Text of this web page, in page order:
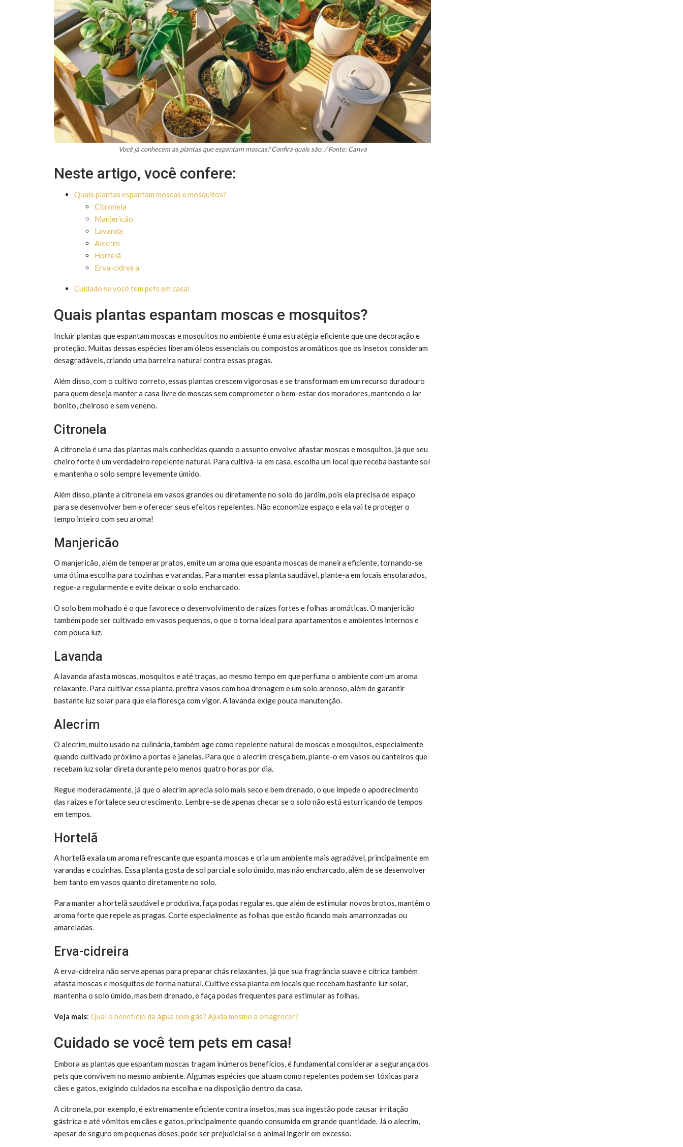
Você já conhecem as plantas que espantam moscas? Confira quais são. / Fonte: Canva
Neste artigo, você confere:
Quais plantas espantam moscas e mosquitos?
Citronela
Manjericão
Lavanda
Alecrim
Hortelã
Erva-cidreira
Cuidado se você tem pets em casa!
Quais plantas espantam moscas e mosquitos?
Incluir plantas que espantam moscas e mosquitos no ambiente é uma estratégia eficiente que une decoração e
proteção. Muitas dessas espécies liberam óleos essenciais ou compostos aromáticos que os insetos consideram
desagradáveis, criando uma barreira natural contra essas pragas.
Além disso, com o cultivo correto, essas plantas crescem vigorosas e se transformam em um recurso duradouro
para quem deseja manter a casa livre de moscas sem comprometer o bem-estar dos moradores, mantendo o lar
bonito, cheiroso e sem veneno.
Citronela
A citronela é uma das plantas mais conhecidas quando o assunto envolve afastar moscas e mosquitos, já que seu
cheiro forte é um verdadeiro repelente natural. Para cultivá-la em casa, escolha um local que receba bastante sol
e mantenha o solo sempre levemente úmido.
Além disso, plante a citronela em vasos grandes ou diretamente no solo do jardim, pois ela precisa de espaço
para se desenvolver bem e oferecer seus efeitos repelentes. Não economize espaço e ela vai te proteger o
tempo inteiro com seu aroma!
Manjericão
O manjericão, além de temperar pratos, emite um aroma que espanta moscas de maneira eficiente, tornando-se
uma ótima escolha para cozinhas e varandas. Para manter essa planta saudável, plante-a em locais ensolarados,
regue-a regularmente e evite deixar o solo encharcado.
O solo bem molhado é o que favorece o desenvolvimento de raízes fortes e folhas aromáticas. O manjericão
também pode ser cultivado em vasos pequenos, o que o torna ideal para apartamentos e ambientes internos e
com pouca luz.
Lavanda
A lavanda afasta moscas, mosquitos e até traças, ao mesmo tempo em que perfuma o ambiente com um aroma
relaxante. Para cultivar essa planta, prefira vasos com boa drenagem e um solo arenoso, além de garantir
bastante luz solar para que ela floresça com vigor. A lavanda exige pouca manutenção.
Alecrim
O alecrim, muito usado na culinária, também age como repelente natural de moscas e mosquitos, especialmente
quando cultivado próximo a portas e janelas. Para que o alecrim cresça bem, plante-o em vasos ou canteiros que
recebam luz solar direta durante pelo menos quatro horas por dia.
Regue moderadamente, já que o alecrim aprecia solo mais seco e bem drenado, o que impede o apodrecimento
das raízes e fortalece seu crescimento. Lembre-se de apenas checar se o solo não está esturricando de tempos
em tempos.
Hortelã
A hortelã exala um aroma refrescante que espanta moscas e cria um ambiente mais agradável, principalmente em
varandas e cozinhas. Essa planta gosta de sol parcial e solo úmido, mas não encharcado, além de se desenvolver
bem tanto em vasos quanto diretamente no solo.
Para manter a hortelã saudável e produtiva, faça podas regulares, que além de estimular novos brotos, mantêm o
aroma forte que repele as pragas. Corte especialmente as folhas que estão ficando mais amarronzadas ou
amareladas.
Erva-cidreira
A erva-cidreira não serve apenas para preparar chás relaxantes, já que sua fragrância suave e cítrica também
afasta moscas e mosquitos de forma natural. Cultive essa planta em locais que recebam bastante luz solar,
mantenha o solo úmido, mas bem drenado, e faça podas frequentes para estimular as folhas.
Veja mais: Qual o benefício da água com gás? Ajuda mesmo a emagrecer?
Cuidado se você tem pets em casa!
Embora as plantas que espantam moscas tragam inúmeros benefícios, é fundamental considerar a segurança dos
pets que convivem no mesmo ambiente. Algumas espécies que atuam como repelentes podem ser tóxicas para
cães e gatos, exigindo cuidados na escolha e na disposição dentro da casa.
A citronela, por exemplo, é extremamente eficiente contra insetos, mas sua ingestão pode causar irritação
gástrica e até vômitos em cães e gatos, principalmente quando consumida em grande quantidade. Já o alecrim,
apesar de seguro em pequenas doses, pode ser prejudicial se o animal ingerir em excesso.